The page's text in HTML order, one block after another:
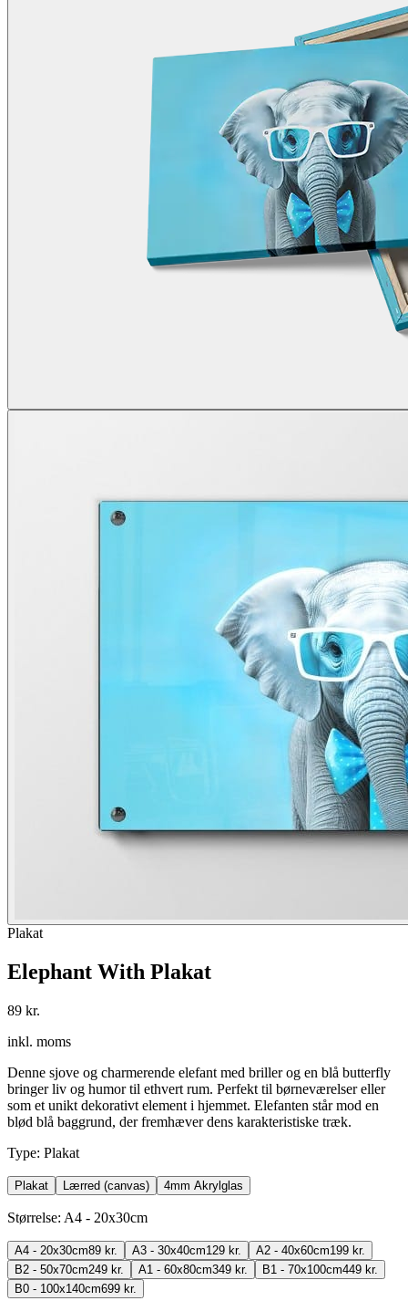
Plakat
Elephant With Plakat
89 kr.
inkl. moms
Denne sjove og charmerende elefant med briller og en blå butterfly
bringer liv og humor til ethvert rum. Perfekt til børneværelser eller
som et unikt dekorativt element i hjemmet. Elefanten står mod en
blød blå baggrund, der fremhæver dens karakteristiske træk.
Type: Plakat
Plakat Lærred (canvas) 4mm Akrylglas
Størrelse: A4 - 20x30cm
A4 - 20x30cm89 kr. A3 - 30x40cm129 kr. A2 - 40x60cm199 kr.
B2 - 50x70cm249 kr. A1 - 60x80cm349 kr. B1 - 70x100cm449 kr.
B0 - 100x140cm699 kr.